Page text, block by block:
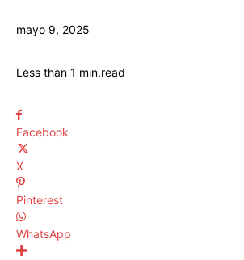
mayo 9, 2025
Less than 1 min.read
Facebook
X
Pinterest
WhatsApp